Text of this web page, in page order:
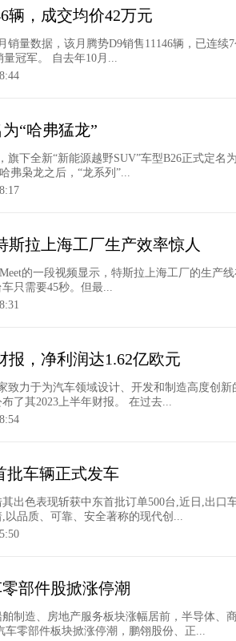
辆，成交均价42万元
销量数据，该月腾势D9销售11146辆，已连续7
冠军。 自去年10月...
“哈弗猛龙”
旗下全新“新能源越野SUV”车型B26正式定名
弗枭龙之后，“龙系列”...
斯拉上海工厂生产效率惊人
的一段视频显示，特斯拉上海工厂的生产
只需要45秒。但最...
报，净利润达1.62亿欧元
致力于为汽车领域设计、开发和制造高度创新
了其2023上半年财报。 在过去...
批车辆正式发车
出色表现斩获中东首批订单500台,近日,出口
品质、可靠、安全著称的现代创...
部件股掀涨停潮
制造、房地产服务板块涨幅居前，半导体、
车零部件板块掀涨停潮，鹏翎股份、正...